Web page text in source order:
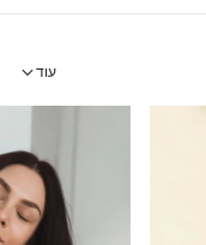
עוד